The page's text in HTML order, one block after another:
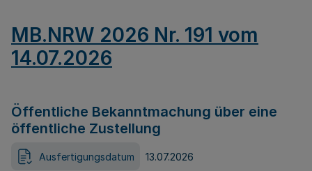
MB.NRW 2026 Nr. 191 vom
14.07.2026
Öffentliche Bekanntmachung über eine
öffentliche Zustellung
Ausfertigungsdatum 13.07.2026